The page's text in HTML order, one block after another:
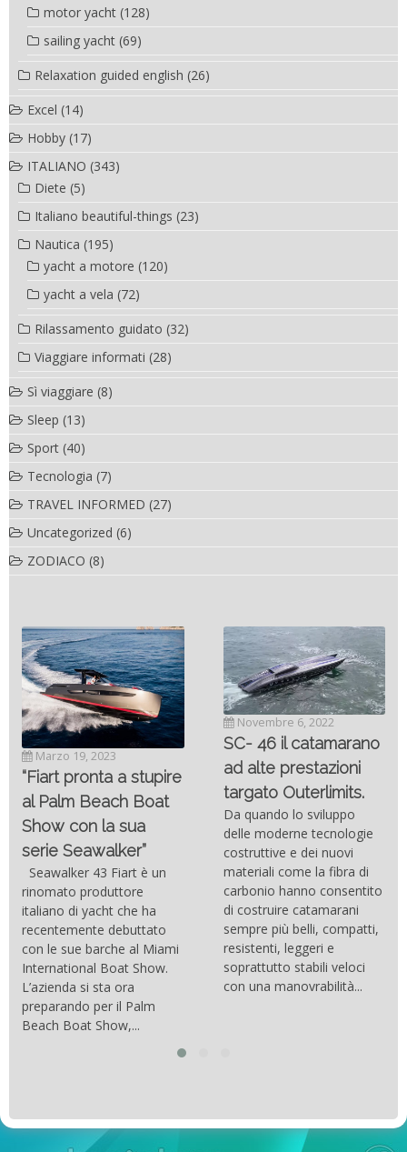
motor yacht (128)
sailing yacht (69)
Relaxation guided english (26)
Excel (14)
Hobby (17)
ITALIANO (343)
Diete (5)
Italiano beautiful-things (23)
Nautica (195)
yacht a motore (120)
yacht a vela (72)
Rilassamento guidato (32)
Viaggiare informati (28)
Sì viaggiare (8)
Sleep (13)
Sport (40)
Tecnologia (7)
TRAVEL INFORMED (27)
Uncategorized (6)
ZODIACO (8)
Marzo 19, 2023
“Fiart pronta a stupire
al Palm Beach Boat
Show con la sua
serie Seawalker”
Seawalker 43 Fiart è un
rinomato produttore
italiano di yacht che ha
recentemente debuttato
con le sue barche al Miami
International Boat Show.
L’azienda si sta ora
preparando per il Palm
Beach Boat Show,...
Novembre 6, 2022
SC- 46 il catamarano
ad alte prestazioni
targato Outerlimits.
Da quando lo sviluppo
delle moderne tecnologie
costruttive e dei nuovi
materiali come la fibra di
carbonio hanno consentito
di costruire catamarani
sempre più belli, compatti,
resistenti, leggeri e
soprattutto stabili veloci
con una manovrabilità...